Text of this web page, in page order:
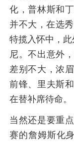
化，普林斯和
并不大，在选
特揽入怀中，此
尼。不出意外
差别不大，浓
前锋、里夫斯
在替补席待命。
当然还是要重
赛的詹姆斯化